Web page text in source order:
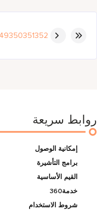
350351352
روابط سريعة
إمكانية الوصول
برامج التأشيرة
القيم الأساسية
خدمة360
شروط الاستخدام